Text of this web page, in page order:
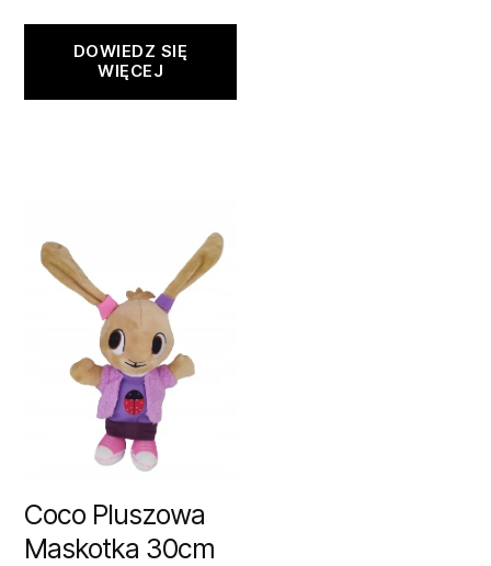
DOWIEDZ SIĘ
WIĘCEJ
Coco Pluszowa
Maskotka 30cm